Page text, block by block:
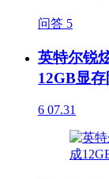
问答 5
英特尔锐
12GB显
6 07.31